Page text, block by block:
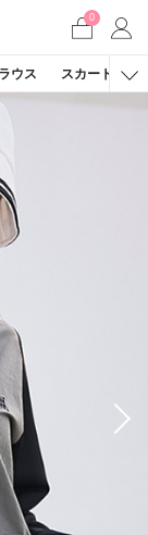
0
ウス スカート